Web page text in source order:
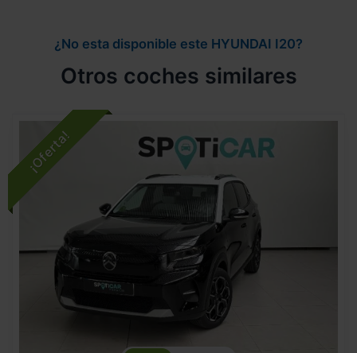
¿No esta disponible este HYUNDAI I20?
Otros coches similares